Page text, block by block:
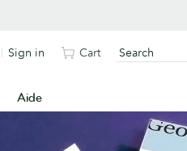
Aide
Sign in Cart